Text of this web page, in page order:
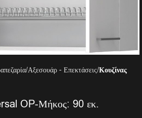
Αξεσουάρ - Επεκτάσεις Κουζίνας
OP-Μήκος: 90 εκ.